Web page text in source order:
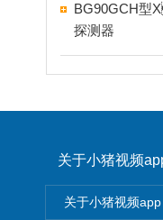
BG90GCH
探测器
关于小猪视频
关于小猪视频app